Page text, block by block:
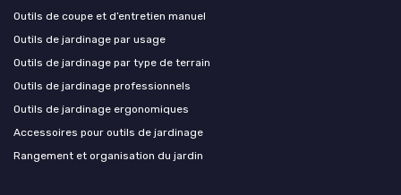
Outils de coupe et d’entretien manuel
Outils de jardinage par usage
Outils de jardinage par type de terrain
Outils de jardinage professionnels
Outils de jardinage ergonomiques
Accessoires pour outils de jardinage
Rangement et organisation du jardin